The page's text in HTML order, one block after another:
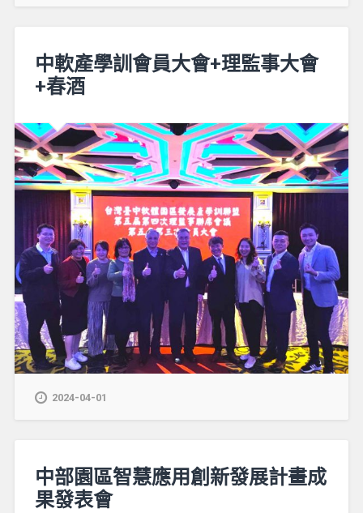
中軟產學訓會員大會+理監事大會
+春酒
2024-04-01
中部園區智慧應用創新發展計畫成
果發表會